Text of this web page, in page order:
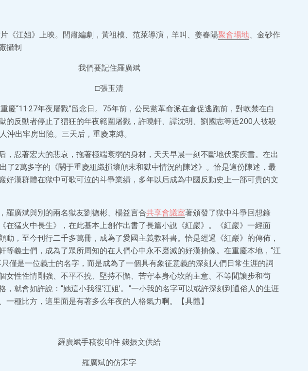
《江姐》上映。閆肅編劇，黃祖模、范萊導演，羊叫、姜春陽聚會場地、金砂作
攝制
我們要記住羅廣斌
□張玉清
慶“11·27年夜屠戮”留念日。75年前，公民黨革命派在倉促逃跑前，對軟禁在白
的反動者停止了猖狂的年夜範圍屠戮，許曉軒、譚沈明、劉國志等近200人被殺
沖出牢房出險。三天后，重慶束縛。
，忍著宏大的悲哀，拖著極端衰弱的身材，天天早晨一刻不斷地伏案疾書。在出
了2萬多字的《關于重慶組織損壞顛末和獄中情況的陳述》。恰是這份陳述，最
好漢群體在獄中可歌可泣的斗爭業績，多年以后成為中國反動史上一部可貴的文
羅廣斌與別的兩名獄友劉德彬、楊益言合共享會議室著頒發了獄中斗爭回想錄
在猛火中長生》，在此基本上創作出書了長篇小說《紅巖》。《紅巖》一經面
動，至今刊行二千多萬冊，成為了愛國主義教科書。恰是經過《紅巖》的傳佈，
等義士們，成為了眾所周知的在人們心中永不磨滅的好漢抽像。在重慶本地，“江
僅是一位義士的名字，而是成為了一個具有象征意義的深刻人們日常生涯的詞
女性性情剛強、不平不撓、堅持不懈、苦守本身心坎的主意、不等閒讓步和茍
，就會如許說：“她這小我很‘江姐’。”一小我的名字可以或許深刻到通俗人的生涯
一種比方，這里面是有著多么年夜的人格氣力啊。【具體】
羅廣斌手稿復印件 錢振文供給
羅廣斌的仿宋字